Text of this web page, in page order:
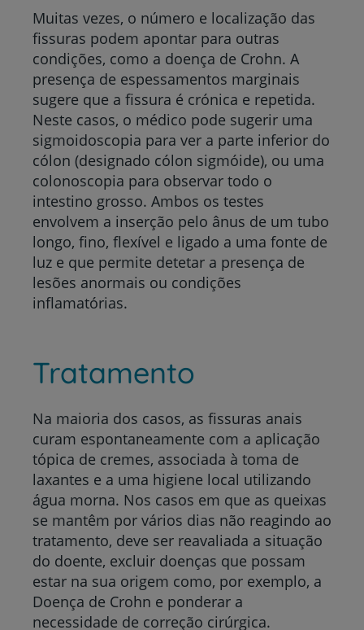
Muitas vezes, o número e localização das
fissuras podem apontar para outras
condições, como a doença de Crohn. A
presença de espessamentos marginais
sugere que a fissura é crónica e repetida.
Neste casos, o médico pode sugerir uma
sigmoidoscopia para ver a parte inferior do
cólon (designado cólon sigmóide), ou uma
colonoscopia para observar todo o
intestino grosso. Ambos os testes
envolvem a inserção pelo ânus de um tubo
longo, fino, flexível e ligado a uma fonte de
luz e que permite detetar a presença de
lesões anormais ou condições
inflamatórias.
Tratamento
Na maioria dos casos, as fissuras anais
curam espontaneamente com a aplicação
tópica de cremes, associada à toma de
laxantes e a uma higiene local utilizando
água morna. Nos casos em que as queixas
se mantêm por vários dias não reagindo ao
tratamento, deve ser reavaliada a situação
do doente, excluir doenças que possam
estar na sua origem como, por exemplo, a
Doença de Crohn e ponderar a
necessidade de correção cirúrgica.